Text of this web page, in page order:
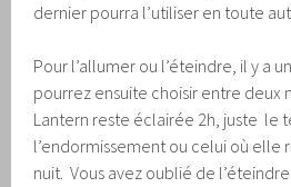
dernier pourra l’utiliser en toute
Pour l’allumer ou l’éteindre, il y a
pourrez ensuite choisir entre deux
Lantern reste éclairée 2h, juste le
l’endormissement ou celui où elle
nuit. Vous avez oublié de